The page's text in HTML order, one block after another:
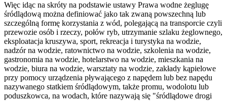
Więc idąc na skróty na podstawie ustawy Prawa wodne żeglugę
śródlądową można definiować jako tak zwaną powszechną lub
szczególną formę korzystania z wód, polegającą na transporcie czyli
przewozie osób i rzeczy, połów ryb, utrzymanie szlaku żeglownego,
eksploatacja kruszywa, sport, rekreacja i turystyka na wodzie,
nadzór na wodzie, ratownictwo na wodzie, szkolenia na wodzie,
gastronomia na wodzie, hotelarstwo na wodzie, mieszkania na
wodzie, biura na wodzie, warsztaty na wodzie, zakłady kąpielowe
przy pomocy urządzenia pływającego z napędem lub bez napędu
nazywanego statkiem śródlądowym, także promu, wodolotu lub
poduszkowca, na wodach, które nazywają się "śródlądowe drogi